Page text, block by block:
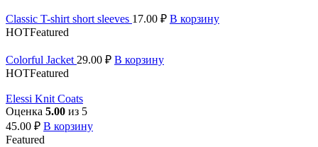
Classic T-shirt short sleeves 17.00 ₽ В корзину
HOTFeatured
Colorful Jacket29.00 ₽ В корзину
HOTFeatured
Elessi Knit Coats
Оценка 5.00 из 5
45.00 ₽ В корзину
Featured